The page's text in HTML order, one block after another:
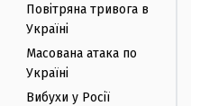
Повітряна тривога в
Україні
Масована атака по
Україні
Вибухи у Росії